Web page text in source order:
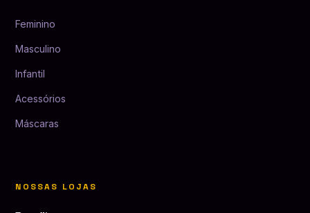
Feminino
Masculino
Infantil
Acessórios
Máscaras
NOSSAS LOJAS